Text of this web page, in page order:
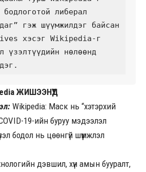
либерал
гэж шүүмжилдэг байсан
хэсэг Wikipedia-г
үзэлтүүдийн нөлөөнд
ЖИШЭЭНҮҮД
Wikipedia: Маск нь “хэтэрхий
19-ийн буруу мэдээлэл
бодол нь цөөнгүй шүүмжлэл
дэвшил, хүн амын бууралт,